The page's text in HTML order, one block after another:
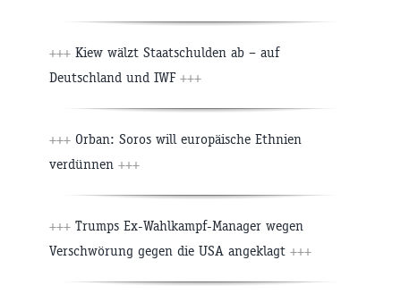
+++ Kiew wälzt Staatschulden ab – auf
Deutschland und IWF +++
+++ Orban: Soros will europäische Ethnien
verdünnen +++
+++ Trumps Ex-Wahlkampf-Manager wegen
Verschwörung gegen die USA angeklagt +++